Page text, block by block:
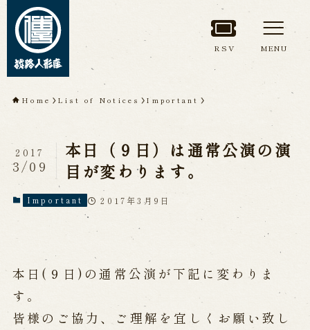
TOP
About Awaji
Ningyoza(Awaji Puppet
Theater)
About ’Awaji Ningyoza'
Living National Treasure, the late
Master Tsuruzawa Tomoji
Origin of the Awaji Ningyoza
People trained at the Awaji
Ningyoza
RSV MENU
Home List of Notices Important
本日（９日）は通常公演の演
目が変わります。
2017
3/09
Important 2017年3月9日
本日(９日)の通常公演が下記に変わりま
す。
皆様のご協力、ご理解を宜しくお願い致し